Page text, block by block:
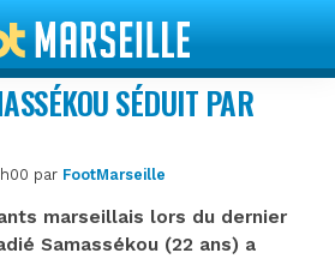
SÉDUIT PAR
par FootMarseille
marseillais lors du dernier
Samassékou (22 ans) a